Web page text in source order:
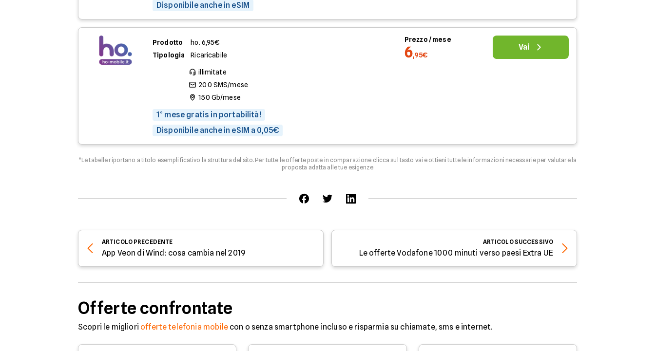
Disponibile anche in eSIM
Prodotto
ho. 6,95€
Tipologia
Ricaricabile
illimitate
200 SMS/mese
150 Gb/mese
1° mese gratis in portabilità!
Disponibile anche in eSIM a 0,05€
Prezzo / mese
6,95€
Vai
*Le tabelle riportano a titolo esemplificativo la struttura del sito. Per tutte le offerte poste in comparazione clicca sul tasto vai e ottieni tutte le informazioni necessarie per valutare la
proposta adatta alle tue esigenze
ARTICOLO PRECEDENTE
App Veon di Wind: cosa cambia nel 2019
ARTICOLOSUCCESSIVO
Le offerte Vodafone 1000 minuti verso paesi Extra UE
Offerte confrontate
Scopri le migliori offerte telefonia mobilecon o senza smartphone incluso e risparmia su chiamate, sms e internet.